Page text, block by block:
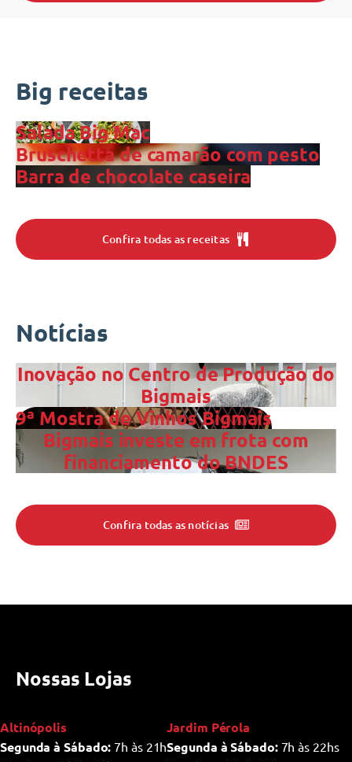
Big receitas
Salada Big Mac
Bruschetta de camarão com pesto
Barra de chocolate caseira
Confira todas as receitas
Notícias
Inovação no Centro de Produção do
Bigmais
9ª Mostra de Vinhos Bigmais
Bigmais investe em frota com
financiamento do BNDES
Confira todas as notícias
Nossas Lojas
Altinópolis
Segunda à Sábado: 7h às 21h
Jardim Pérola
Segunda à Sábado:7h às 22hs